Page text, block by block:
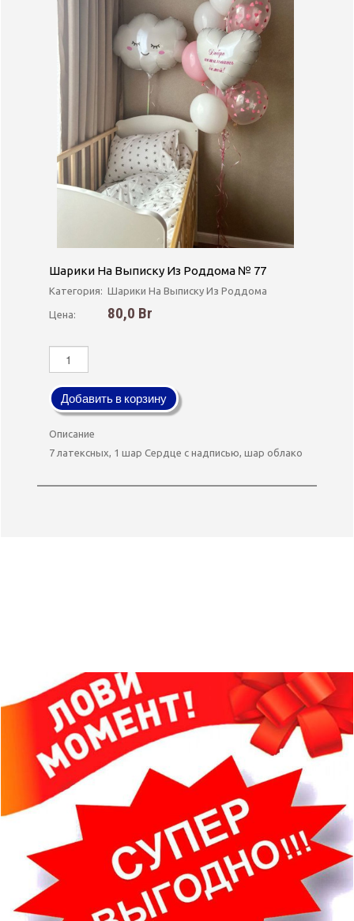
Шарики На Выписку Из Роддома № 77
Категория: Шарики На Выписку Из Роддома
Цена: 80,0 Br
Добавить в корзину
Описание
7 латексных, 1 шар Сердце с надписью, шар облако